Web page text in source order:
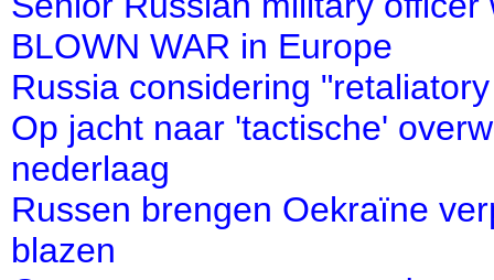
BLOWN WAR in Europe
Russia considering
Op jacht naar 'tactische'
nederlaag
Russen brengen Oekraïne
blazen